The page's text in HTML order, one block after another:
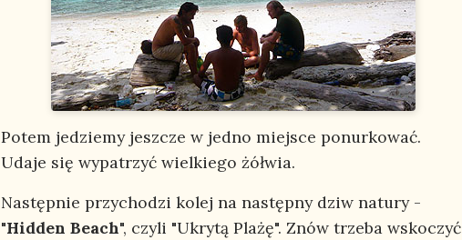
Potem jedziemy jeszcze w jedno miejsce ponurkować.
Udaje się wypatrzyć wielkiego żółwia.
Następnie przychodzi kolej na następny dziw natury -
"Hidden Beach", czyli "Ukrytą Plażę". Znów trzeba wskoczyć